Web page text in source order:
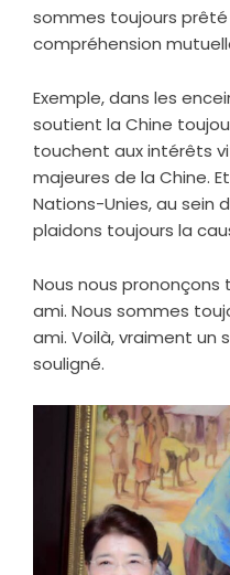
sommes toujours
compréhension
Exemple, dans les
soutient la Chine
touchent aux intérêts
majeures de la Chine.
Nations-Unies, au sein
plaidons toujours la
Nous nous
ami. Nous sommes
ami. Voilà, vraiment un
souligné.